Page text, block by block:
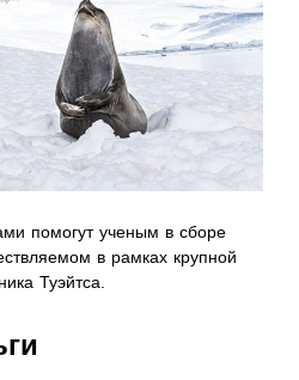
помогут ученым в сборе
в рамках крупной
Туэйтса.